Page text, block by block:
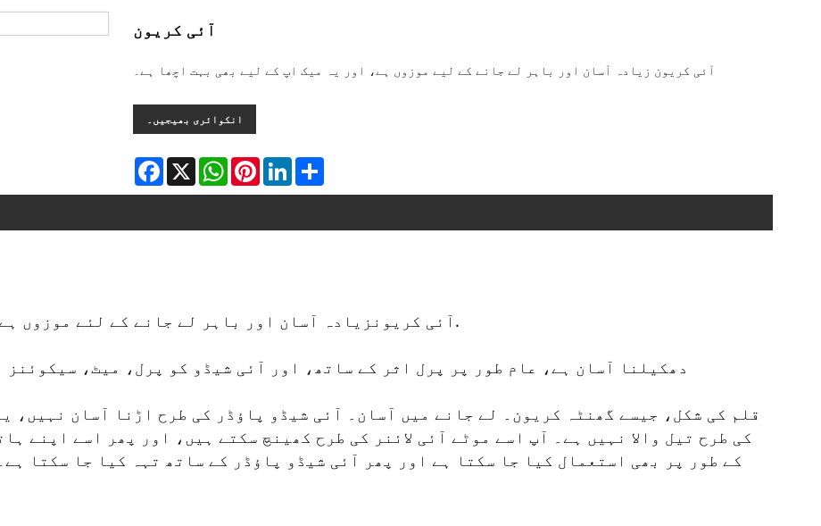
آئی کریون
آئی کریون زیادہ آسان اور باہر لے جانے کے لیے موزوں ہے، اور یہ میک اپ کے لیے بھی بہت اچھا ہے۔
انکوائری بھیجیں۔
Facebook
X WhatsApp
PinterestLinkedIn
آئی کریونزیادہ آسان اور باہر لے جانے کے لئے موزوں ہے، اور یہ میک اپ کے لئے بھی بہت اچھا ہے.
2. دھکیلنا آسان ہے، عام طور پر پرل اثر کے ساتھ، اور آئی شیڈو کو پرل، میٹ،
کی طرح تیل والا نہیں ہے۔ آپ اسے موٹے آئی لائنر کی طرح کھینچ سکتے ہیں، اور پھر اسے اپنے
کے طور پر بھی استعمال کیا جا سکتا ہے اور پھر آئی شیڈو پاؤڈر کے ساتھ تہہ کیا جا سکتا